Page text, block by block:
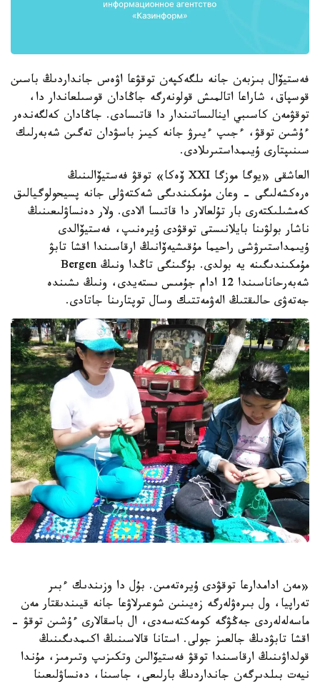
فەستيۆال بىزبەن جانە ىلگەكپەن توقۋعا اۋەس جانداردىڭ باسىن
قوسپاق، شاراعا اتالمىش قولونەرگە جاڭادان قوسىلعاندار دا،
توقۋمەن كاسىبي اينالىساتىندار دا قاتىسادى. جاڭادان كەلگەندەر
ءۇشىن توقۋ، ءجىپ ءيىرۋ جانە كيىز باسۋدان تەگىن شەبەرلىك
سىنىپتارى ۇيىمداستىرىلادى.
العاشقى «يوگا موزگا XXI ۆەكا» توقۋ فەستيۆالىنىڭ
ەرەكشەلىگى - وعان مۇمكىندىگى شەكتەۋلى جانە پسيحولوگيالىق
كەمشىلىكتەرى بار تۇلعالار دا قاتىسا الادى. ولار دەنساۋلىعىنىڭ
ناشار بولۋىنا بايلانىستى توقۋدى ۇيرەنىپ، فەستيۆالدى
ۇيىمداستىرۋشى راحيما مۇقىشيەۆانىڭ ارقاسىندا اقشا تابۋ
مۇمكىندىگىنە يە بولدى. بۇگىنگى تاڭدا ونىڭ Bergen
شەبەرحاناسىندا 12 ادام جۇمىس ىستەيدى، ونىڭ ىشىندە
جەتەۋى حالىقتىڭ الەۋمەتتىك وسال توپتارىنا جاتادى.
«مەن ادامدارعا توقۋدى ۇيرەتەمىن. بۇل دا وزىندىك ءبىر
تەراپيا، ول بىرەۋلەرگە زەيىنىن شوعىرلاۋعا جانە قيىندىقتار مەن
ماسەلەلەردى جەڭۋگە كومەكتەسەدى، ال باسقالارى ءۇشىن توقۋ -
اقشا تابۋدىڭ جالعىز جولى. استانا قالاسىنىڭ اكىمدىگىنىڭ
قولداۋىنىڭ ارقاسىندا توقۋ فەستيۆالىن وتكىزىپ وتىرمىز، مۇندا
نيەت بىلدىرگەن جانداردىڭ بارلىعى، جاسىنا، دەنساۋلىعىنا